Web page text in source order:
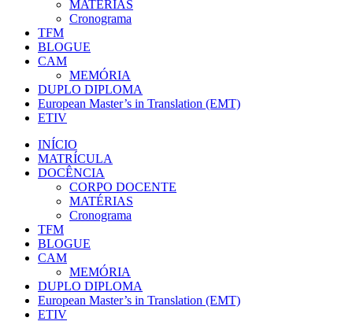
MATÉRIAS
Cronograma
TFM
BLOGUE
CAM
MEMÓRIA
DUPLO DIPLOMA
European Master’s in Translation (EMT)
ETIV
INÍCIO
MATRÍCULA
DOCÊNCIA
CORPO DOCENTE
MATÉRIAS
Cronograma
TFM
BLOGUE
CAM
MEMÓRIA
DUPLO DIPLOMA
European Master’s in Translation (EMT)
ETIV